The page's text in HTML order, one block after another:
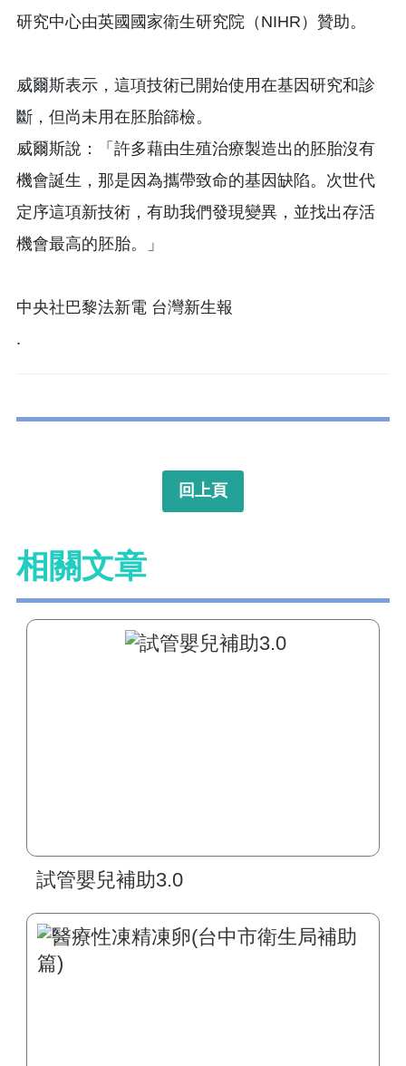
研究中心由英國國家衛生研究院（NIHR）贊助。
威爾斯表示，這項技術已開始使用在基因研究和診
斷，但尚未用在胚胎篩檢。
威爾斯說：「許多藉由生殖治療製造出的胚胎沒有
機會誕生，那是因為攜帶致命的基因缺陷。次世代
定序這項新技術，有助我們發現變異，並找出存活
機會最高的胚胎。」
中央社巴黎法新電 台灣新生報
.
回上頁
相關文章
試管嬰兒補助3.0